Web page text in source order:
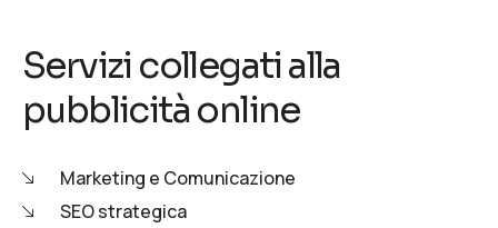
Servizi collegati alla
pubblicità online
Marketing e Comunicazione
SEO strategica